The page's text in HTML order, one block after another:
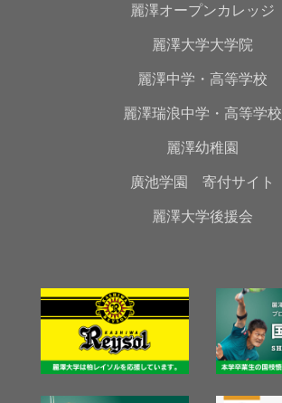
麗澤オープンカレッジ
麗澤大学大学院
麗澤中学・高等学校
麗澤瑞浪中学・高等学校
麗澤幼稚園
廣池学園 寄付サイト
麗澤大学後援会